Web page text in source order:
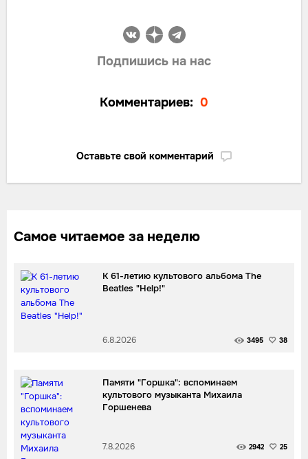
Подпишись на нас
Комментариев: 0
Оставьте свой комментарий
Самое читаемое за неделю
К 61-летию культового альбома The
Beatles "Help!"
6.8.2026 3495 38
Памяти "Горшка": вспоминаем
культового музыканта Михаила
Горшенева
7.8.2026 2942 25